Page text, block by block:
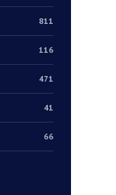
811
116
471
41
66